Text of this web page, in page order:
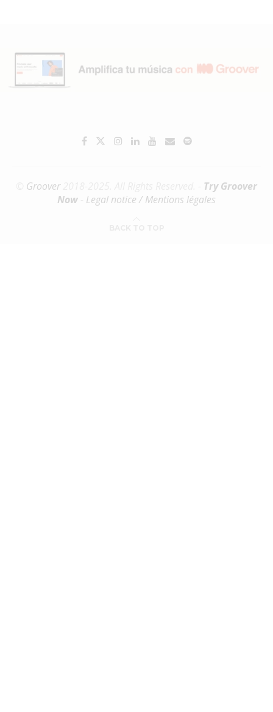
Groover2018-2025. All Rights Reserved. - Try Groover
Now
Legal notice / Mentions légales